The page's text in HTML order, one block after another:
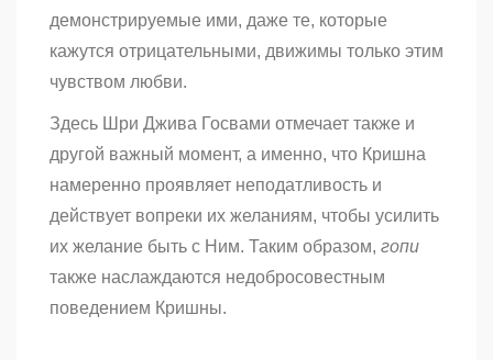
демонстрируемые ими, даже те, которые
кажутся отрицательными, движимы только этим
чувством любви.
Здесь Шри Джива Госвами отмечает также и
другой важный момент, а именно, что Кришна
намеренно проявляет неподатливость и
действует вопреки их желаниям, чтобы усилить
их желание быть с Ним. Таким образом, гопи
также наслаждаются недобросовестным
поведением Кришны.